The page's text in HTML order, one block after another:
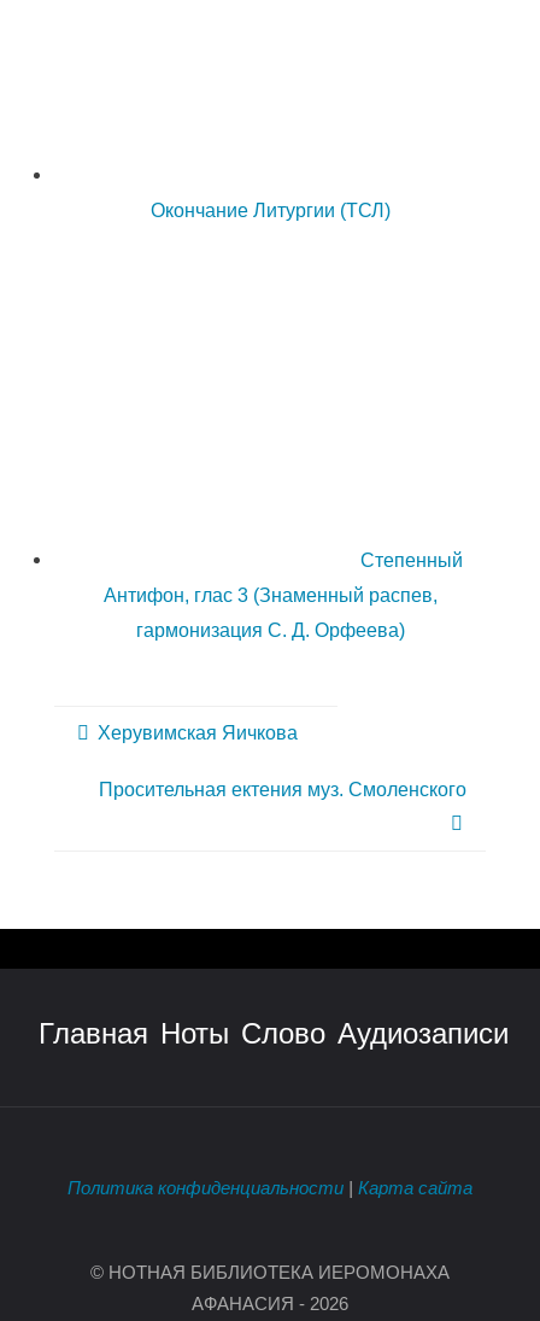
Окончание Литургии (ТСЛ)
Степенный
Антифон, глас 3 (Знаменный распев,
гармонизация С. Д. Орфеева)
Херувимская Яичкова
Просительная ектения муз. Смоленского
Главная Ноты Слово Аудиозаписи
Политика конфиденциальности Карта сайта
© НОТНАЯ БИБЛИОТЕКА ИЕРОМОНАХА
АФАНАСИЯ - 2026